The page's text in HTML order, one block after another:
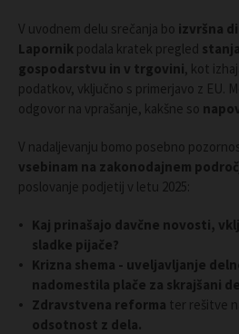
V uvodnem delu srečanja bo izvršna
Lapornik podala kratek pregled
gospodarstvu in v trgovini, kot
podatkov, vključno s primerjavo z EU.
odgovor na vprašanje, kakšne so
V nadaljevanju bomo posebno
vsebinam na zakonodajnem
poslovanje podjetij v letu 2025:
Kaj prinašajo davčne novosti,
sladke pijače?
Krizna shema - uveljavljanje
nadomestila plače za skrajšani
Zdravstvena reforma ter rešitve
odsotnost z dela.